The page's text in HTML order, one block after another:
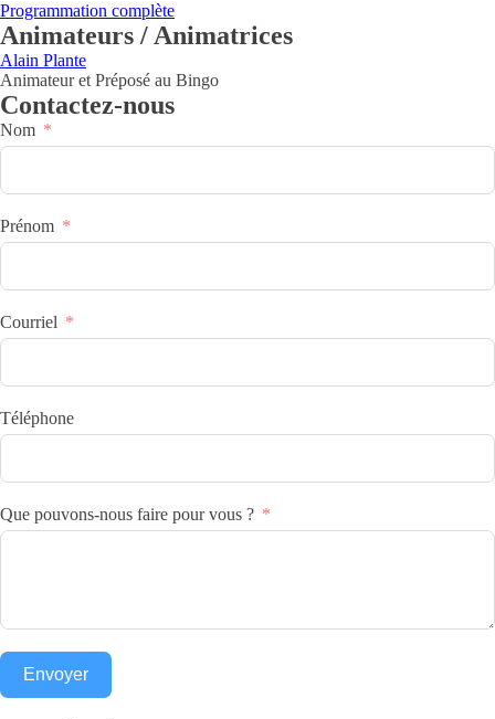
Programmation complète
Animateurs / Animatrices
Alain Plante
Animateur et Préposé au Bingo
Contactez-nous
Nom
Prénom
Courriel
Téléphone
Que pouvons-nous faire pour vous ?
Envoyer